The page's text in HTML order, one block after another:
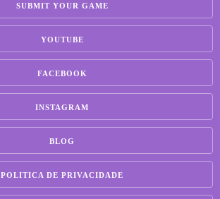
SUBMIT YOUR GAME
YOUTUBE
FACEBOOK
INSTAGRAM
BLOG
POLITICA DE PRIVACIDADE